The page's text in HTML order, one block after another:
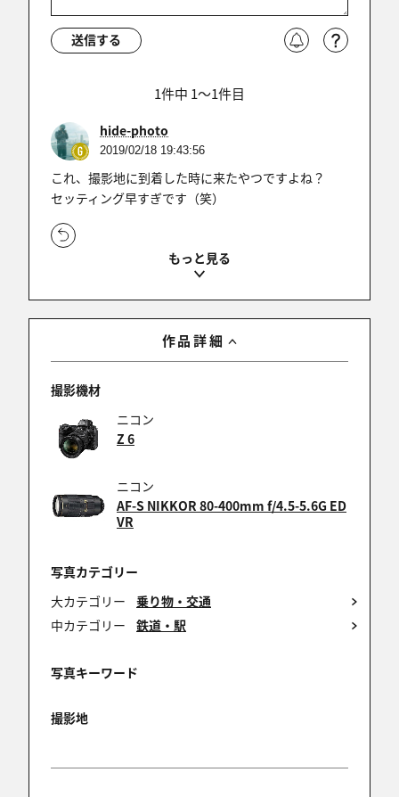
送信する
1件中 1〜1件目
hide-photo
2019/02/18 19:43:56
これ、撮影地に到着した時に来たやつですよね？
セッティング早すぎです（笑）
1件中 1〜1件目
作品詳細
撮影機材
ニコン
Z 6
ニコン
AF-S NIKKOR 80-400mm f/4.5-5.6G ED
VR
写真カテゴリー
大カテゴリー
乗り物・交通
中カテゴリー
鉄道・駅
写真キーワード
撮影地